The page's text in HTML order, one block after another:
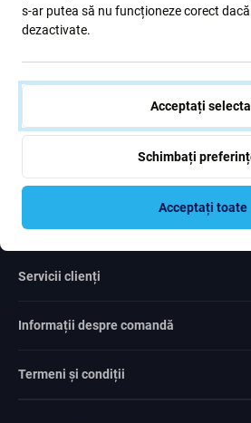
Servicii clienți
Informații despre comandă
Termeni și condiții
s-ar putea să nu funcționeze corect
dezactivate.
Acceptați
Schimbați
Acceptați toate